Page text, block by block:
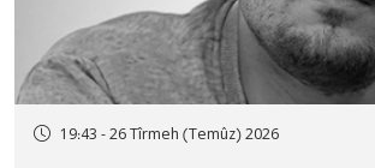
19:43 - 26 Tîrmeh (Temûz) 2026